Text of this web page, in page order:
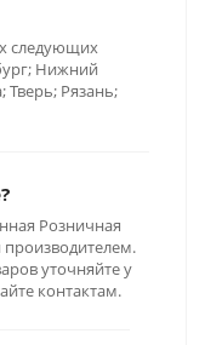
следующих
Нижний
Тверь; Рязань;
Розничная
производителем.
уточняйте у
контактам.